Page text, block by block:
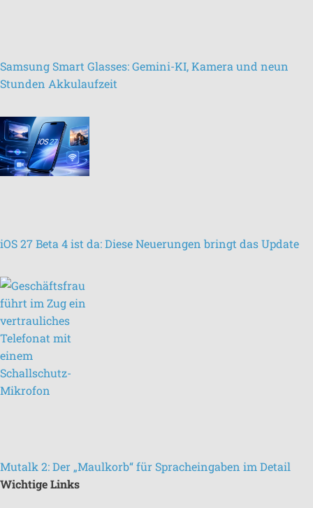
Samsung Smart Glasses: Gemini-KI, Kamera und neun
Stunden Akkulaufzeit
iOS 27 Beta 4 ist da: Diese Neuerungen bringt das Update
Mutalk 2: Der „Maulkorb“ für Spracheingaben im Detail
Wichtige Links